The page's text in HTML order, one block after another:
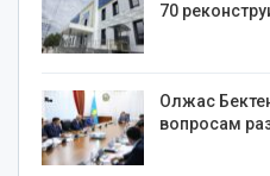
70
Олжас
вопросам